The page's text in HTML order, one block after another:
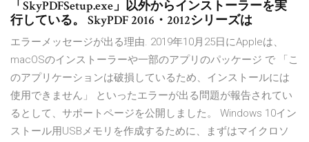
「SkyPDFSetup.exe」以外からインストーラーを実
行している。 SkyPDF 2016・2012シリーズは
エラーメッセージが出る理由. 2019年10月25日にAppleは、
macOSのインストーラーや一部のアプリのパッケージ で 「こ
のアプリケーションは破損しているため、インストールには
使用できません」 といったエラーが出る問題が報告されてい
るとして、サポートページを公開しました。 Windows 10イン
ストール用USBメモリを作成するために、まずはマイクロソ